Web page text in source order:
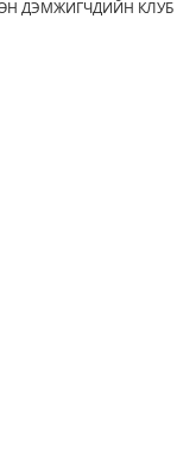
ДЭМЖИГЧДИЙН КЛУБ